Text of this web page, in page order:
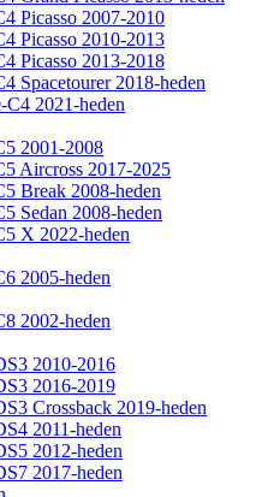
Picasso 2007-2010
Picasso 2010-2013
Picasso 2013-2018
Spacetourer 2018-heden
C4 2021-heden
2001-2008
Aircross 2017-2025
Break 2008-heden
Sedan 2008-heden
X 2022-heden
2005-heden
2002-heden
2010-2016
2016-2019
Crossback 2019-heden
2011-heden
2012-heden
2017-heden